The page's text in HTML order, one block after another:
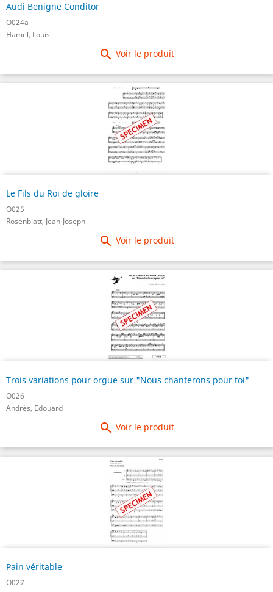
Audi Benigne Conditor
O024a
Hamel, Louis
 Voir le produit
Le Fils du Roi de gloire
O025
Rosenblatt, Jean-Joseph
 Voir le produit
Trois variations pour orgue sur "Nous chanterons pour toi"
O026
Andrès, Edouard
 Voir le produit
Pain véritable
O027